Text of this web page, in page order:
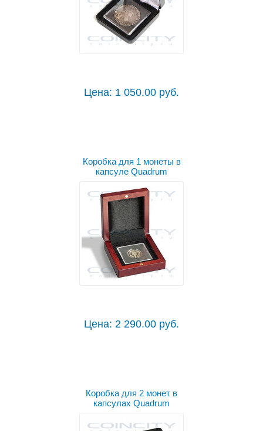
Цена: 1 050.00 руб.
Коробка для 1 монеты в
капсуле Quadrum
Цена: 2 290.00 руб.
Коробка для 2 монет в
капсулах Quadrum